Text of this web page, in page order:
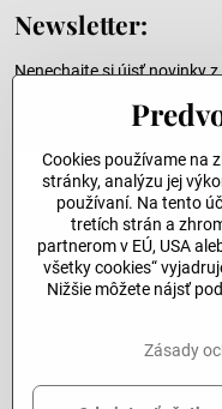
Newsletter:
Nenechajte si újsť novinky
Odoslať
©
Cookies používame na
stránky, analýzu jej
používaní. Na tento
tretích strán a
partnerom v EÚ, USA
všetky cookies“
Nižšie môžete nájsť
Zásady